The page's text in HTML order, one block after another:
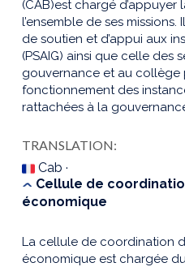
(CAB)est chargé
l’ensemble de ses
de soutien et d’appui aux
(PSAIG) ainsi que celle des
gouvernance et au collège
fonctionnement des
rattachées à la
TRANSLATION:
Cab ·
Cellule de
économique
La cellule de coordination
économique est chargée